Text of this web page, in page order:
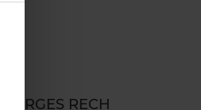
GEORGES RECH